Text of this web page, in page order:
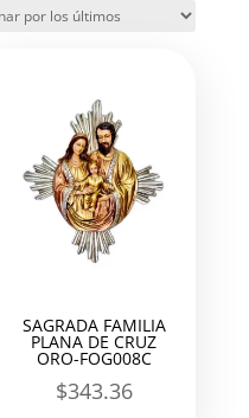
los
SAGRADA FAMILIA
PLANA DE CRUZ
ORO-FOG008C
$343.36